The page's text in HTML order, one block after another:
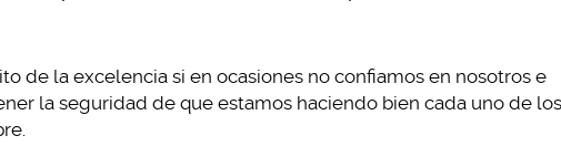
de la excelencia si en ocasiones no confiamos en nosotros e
la seguridad de que estamos haciendo bien cada uno de los